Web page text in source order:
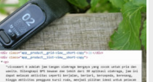
5.0: Tři úrovně a náramek
podobný byznys model